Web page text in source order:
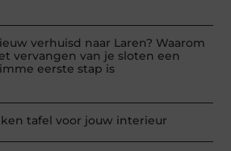
verhuisd naar Laren? Waarom
vervangen van je sloten een
eerste stap is
tafel voor jouw interieur